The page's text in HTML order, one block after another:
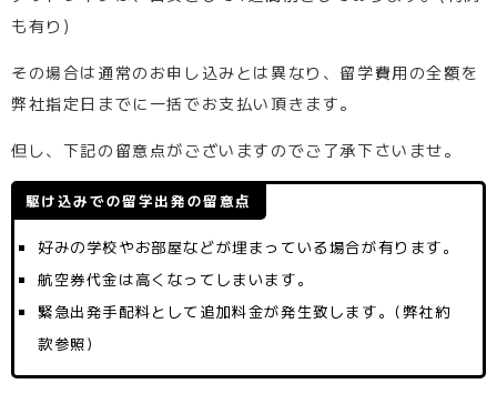
も有り)
その場合は通常のお申し込みとは異なり、留学費用の全額を
弊社指定日までに一括でお支払い頂きます。
但し、下記の留意点がございますのでご了承下さいませ。
駆け込みでの留学出発の留意点
好みの学校やお部屋などが埋まっている場合が有ります。
航空券代金は高くなってしまいます。
緊急出発手配料として追加料金が発生致します。(弊社約
款参照)